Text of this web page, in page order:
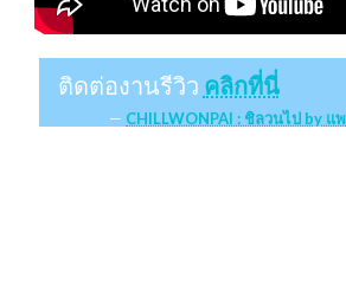
ติดต่องานรีวิว คลิกที่นี่
CHILLWONPAI : ชิลวนไป by แ